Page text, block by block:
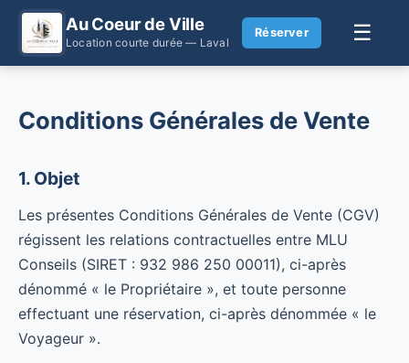
Au Coeur de Ville
Location courte durée — Laval
Réserver ☰
Conditions Générales de Vente
1. Objet
Les présentes Conditions Générales de Vente (CGV)
régissent les relations contractuelles entre MLU
Conseils (SIRET : 932 986 250 00011), ci-après
dénommé « le Propriétaire », et toute personne
effectuant une réservation, ci-après dénommée « le
Voyageur ».